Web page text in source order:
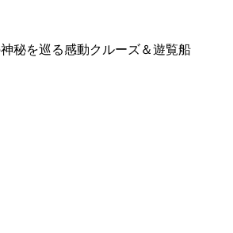
秘を巡る感動クルーズ＆遊覧船